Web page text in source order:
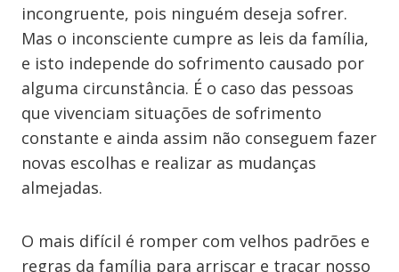
incongruente, pois ninguém deseja sofrer.
Mas o inconsciente cumpre as leis da família,
e isto independe do sofrimento causado por
alguma circunstância. É o caso das pessoas
que vivenciam situações de sofrimento
constante e ainda assim não conseguem fazer
novas escolhas e realizar as mudanças
almejadas.
O mais difícil é romper com velhos padrões e
regras da família para arriscar e traçar nosso